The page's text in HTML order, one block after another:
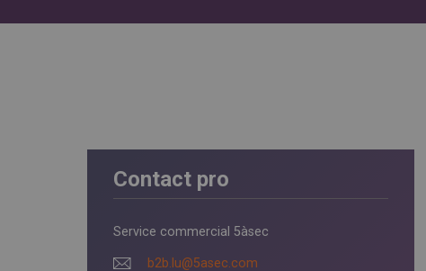
Contact pro
Service commercial 5àsec
b2b.lu@5asec.com